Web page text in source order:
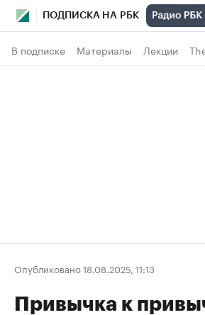
ПОДПИСКА НА РБК
В подписке Материалы Лекции
Опубликовано 18.08.2025, 11:13
Привычка к